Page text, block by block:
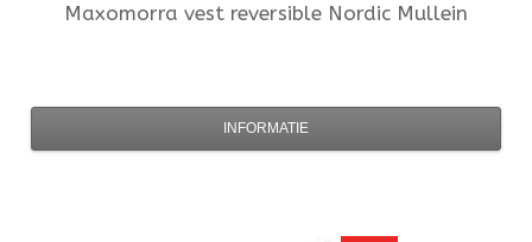
Maxomorra vest reversible Nordic Mullein
INFORMATIE